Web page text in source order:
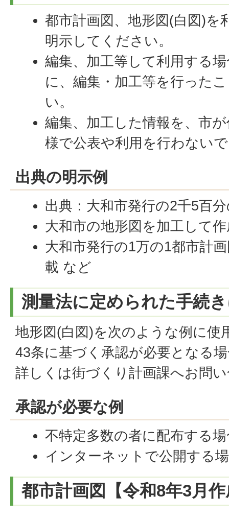
都市計画図、地形図(白図)を
明示してください。
編集、加工等して利用する
に、編集・加工等を行った
い。
編集、加工した情報を、市
様で公表や利用を行わない
出典の明示例
出典：大和市発行の2千5百
大和市の地形図を加工して
大和市発行の1万の1都市計
載 など
測量法に定められた手続
地形図(白図)を次のような例に使
43条に基づく承認が必要となる
詳しくは街づくり計画課へお問
承認が必要な例
不特定多数の者に配布する
インターネットで公開する
都市計画図【令和8年3月